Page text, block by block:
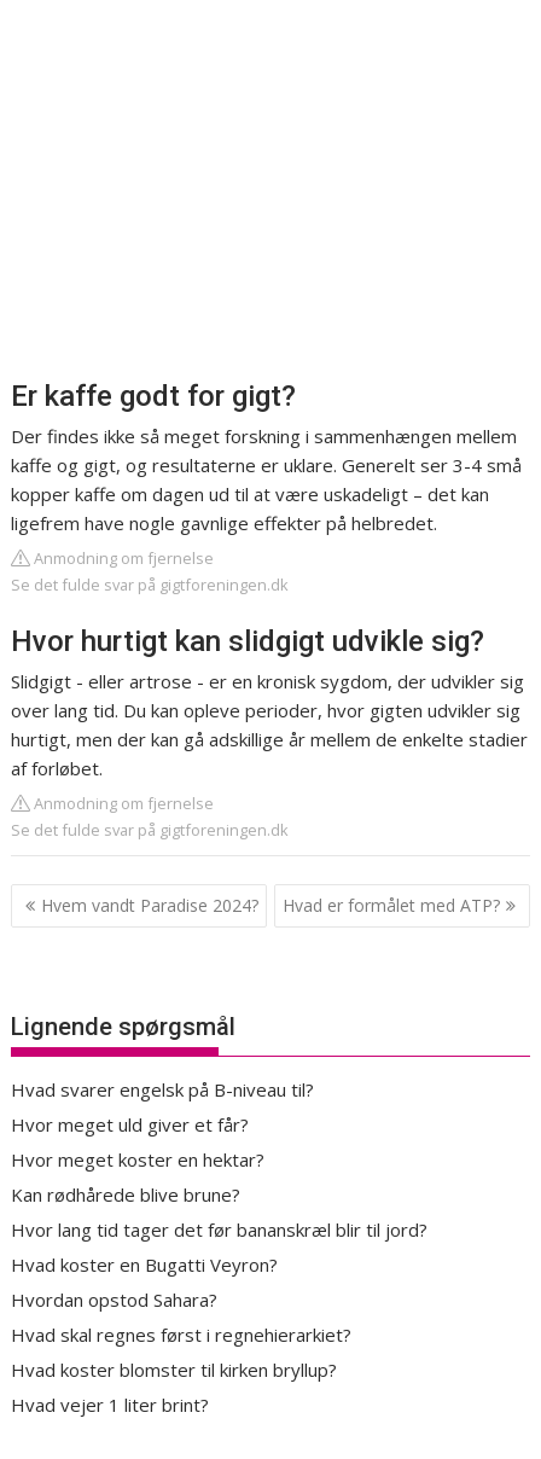
Er kaffe godt for gigt?
Der findes ikke så meget forskning i sammenhængen mellem
kaffe og gigt, og resultaterne er uklare. Generelt ser 3-4 små
kopper kaffe om dagen ud til at være uskadeligt – det kan
ligefrem have nogle gavnlige effekter på helbredet.
Anmodning om fjernelse
Se det fulde svar på gigtforeningen.dk
Hvor hurtigt kan slidgigt udvikle sig?
Slidgigt - eller artrose - er en kronisk sygdom, der udvikler sig
over lang tid. Du kan opleve perioder, hvor gigten udvikler sig
hurtigt, men der kan gå adskillige år mellem de enkelte stadier
af forløbet.
Anmodning om fjernelse
Se det fulde svar på gigtforeningen.dk
Indlægsnavigation
Hvem vandt Paradise 2024? Hvad er formålet med ATP?
Lignende spørgsmål
Hvad svarer engelsk på B-niveau til?
Hvor meget uld giver et får?
Hvor meget koster en hektar?
Kan rødhårede blive brune?
Hvor lang tid tager det før bananskræl blir til jord?
Hvad koster en Bugatti Veyron?
Hvordan opstod Sahara?
Hvad skal regnes først i regnehierarkiet?
Hvad koster blomster til kirken bryllup?
Hvad vejer 1 liter brint?